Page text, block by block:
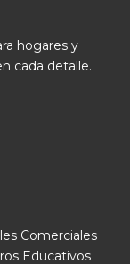
hogares y
cada detalle.
Comerciales
Educativos